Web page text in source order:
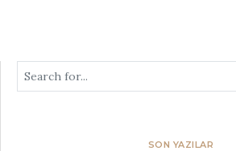
SON YAZILAR